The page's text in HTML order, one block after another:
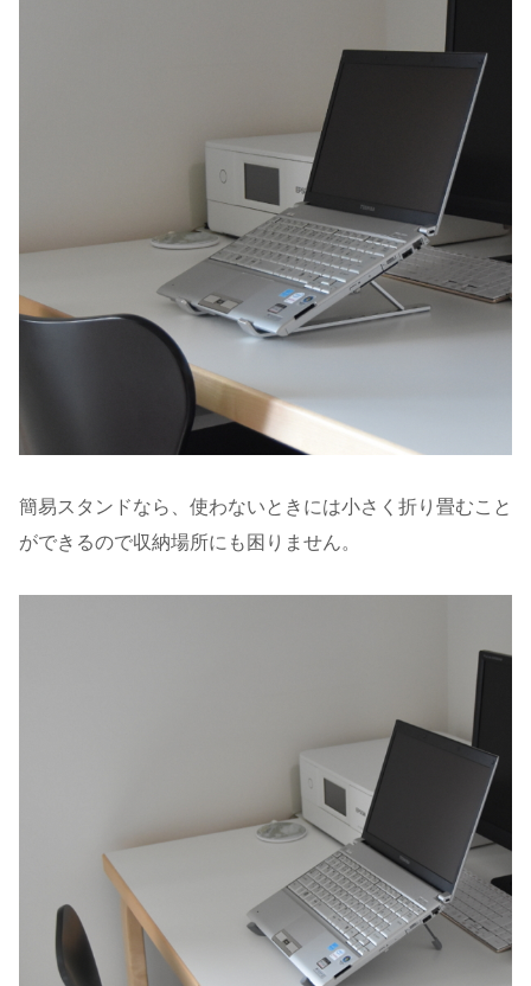
簡易スタンドなら、使わないときには小さく折り畳むこと
ができるので収納場所にも困りません。